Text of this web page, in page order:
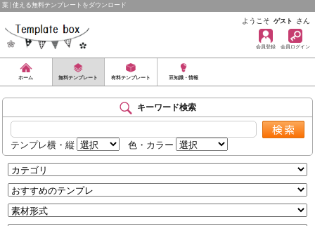
葉 | 使える無料テンプレートをダウンロード
ようこそ ゲスト さん
会員登録 会員ログイン
ホーム 無料テンプレート 有料テンプレート 豆知識・情報
キーワード検索
テンプレ横・縦 色・カラー